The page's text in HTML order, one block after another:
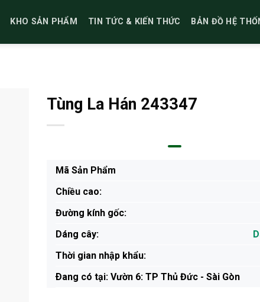
KHO SẢN PHẨM TIN TỨC & KIẾN THỨC BẢN ĐỒ HỆ
Tùng La Hán 243347
Mã Sản Phẩm
Chiều cao:
Đường kính gốc:
Dáng cây:
Thời gian nhập khẩu:
Ðang có tại: Vườn 6: TP Thủ Đức - Sài Gòn